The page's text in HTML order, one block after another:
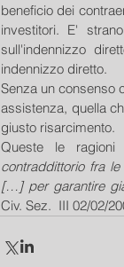
beneficio dei
investitori. E'
sull'indennizzo
indennizzo diretto.
Senza un consenso
assistenza, quella
giusto risarcimento.
Queste le
contraddittorio fra
[…] per garantire
Civ. Sez.  III 02/02/